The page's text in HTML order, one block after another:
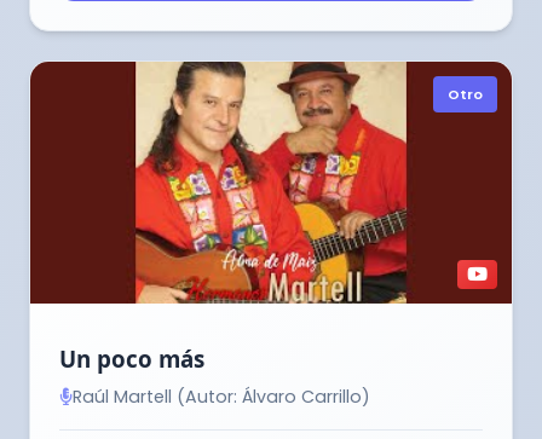
Otro
Un poco más
Raúl Martell (Autor: Álvaro Carrillo)